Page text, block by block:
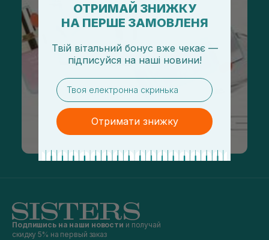
Подпишись на наши новости и получай
скидку 5% на первый заказ
ОТРИМАЙ ЗНИЖКУ
НА ПЕРШЕ ЗАМОВЛЕНЯ
Твій вітальний бонус вже чекає —
підписуйся на наші новини!
email
Отримати знижку